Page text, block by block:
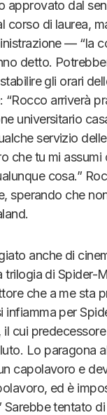
approvato dal
corso di laurea,
— “la
detto.
gli orari
“Rocco arriverà
universitario
servizio
che tu mi assumi
cosa.”
sperando che
anche di
trilogia di Spider-
che a me sta
infiamma per
il cui
Lo paragona
capolavoro e
ed è
Sarebbe tentato